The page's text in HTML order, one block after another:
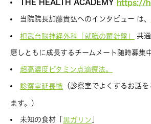
THE HEALTH ACADEMY https://
当院院長加藤貴弘へのインタビュー は、
相武台脳神経外科「就職の羅針盤」 共
磨しともに成長するチームメート随時募集中
超高濃度ビタミン点滴療法。
診察室延長戦 （診察室でよくするお話
ます。）
未知の食材「 黒ガリン 」